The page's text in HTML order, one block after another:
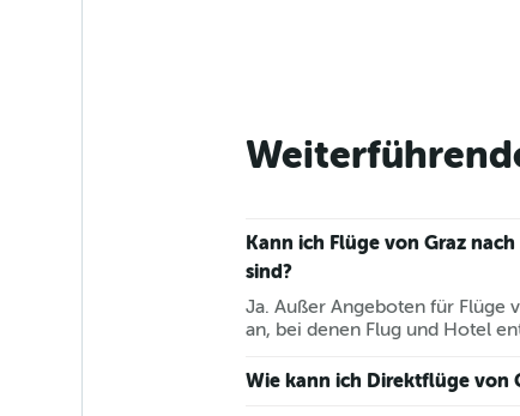
Kann ich Flüge von Graz
sind?
Ja. Außer Angeboten für Flüge
an, bei denen Flug und Hotel
Wie kann ich Direktflüge von